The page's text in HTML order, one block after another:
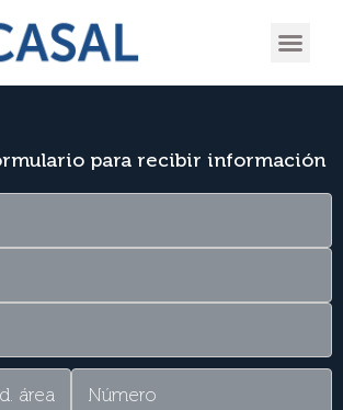
para recibir información